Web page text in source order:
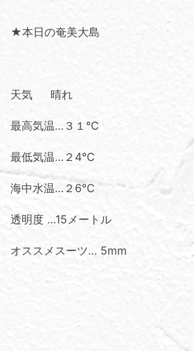
★本日の奄美大島
天気 晴れ
最高気温…３１℃
最低気温…２4℃
海中水温…２6℃
透明度 …15メートル
オススメスーツ… 5mm